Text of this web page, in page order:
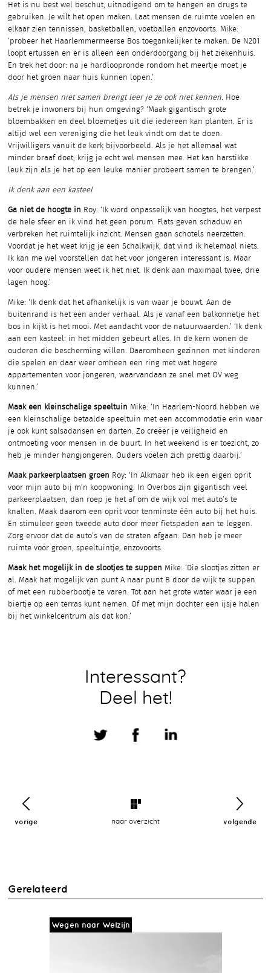
Het is nu best wel beschut, uitnodigend om te hangen en drugs te
gebruiken. Je wilt het open maken. Laat mensen de ruimte voelen en
elkaar zien tennissen, basketballen, voetballen enzovoorts. Mike:
‘probeer het Haarlemmermeerse Bos toegankelijker te maken. De N201
loopt ertussen en er is alleen een onderdoorgang bij het ziekenhuis.
En trek het door: na je hardloopronde rondom het meertje moet je
door het groen naar huis kunnen lopen.’
Als je mensen niet samen brengt leer je ze ook niet kennen. Hoe
betrek je inwoners bij hun omgeving? ‘Maak gigantisch grote
bloembakken en deel bloemetjes uit die iedereen kan planten. Er is
altijd wel een vereniging die het leuk vindt om dat te doen.
Vrijwilligers vanuit de kerk bijvoorbeeld. Als je het allemaal wat
minder braaf doet, krijg je echt wel mensen mee. Het kan harstikke
leuk zijn als je het op een leuke manier probeert samen te brengen.’
Ik denk aan een kasteel
Ga niet de hoogte in Roy: ‘Ik word onpasselijk van hoogtes, het verpest
de hele sfeer en ik vind het geen porum. Flats geven schaduw en
verbreken het ruimtelijk inzicht. Mensen gaan schotels neerzetten.
Voordat je het weet krijg je een Schalkwijk, dat vind ik helemaal niets.
Ik kan me wel voorstellen dat het voor jongeren interessant is. Maar
voor oudere mensen weet ik het niet. Ik denk aan maximaal twee, drie
lagen hoog.’
Mike: ‘Ik denk dat het afhankelijk is van waar je bouwt. Aan de
buitenrand is het een ander verhaal. Als je vanaf een balkonnetje het
bos in kijkt is het mooi. Met aandacht voor de natuurwaarden.’ ‘Ik denk
aan een kasteel: in het midden gebeurt alles. In de kern wonen de
ouderen die bescherming willen. Daaromheen gezinnen met kinderen
die spelen en daar weer omheen een ring met wat hogere
appartementen voor jongeren, waarvandaan ze snel met OV weg
kunnen.’
Maak een kleinschalige speeltuin Mike: ‘In Haarlem-Noord hebben we
een kleinschalige betaalde speeltuin met een accommodatie erin waar
je ook kunt salsadansen en darten. Zo creëer je veiligheid en
ontmoeting voor mensen in de buurt. In het weekend is er toezicht, zo
heb je minder hangjongeren. Ouders voelen zich prettig daarbij.’
Maak parkeerplaatsen groen Roy: ‘In Alkmaar heb ik een eigen oprit
voor mijn auto bij m’n koopwoning. In Overbos zijn gigantisch veel
parkeerplaatsen, dan roep je het af om de wijk vol met auto’s te
knallen. Maak daarom een oprit voor tenminste één auto bij het huis.
En stimuleer geen tweede auto door meer fietspaden aan te leggen.
Zorg ervoor dat de auto’s van de straten afgaan. Dan heb je meer
ruimte voor groen, speeltuintje, enzovoorts.
Maak het mogelijk in de slootjes te suppen Mike: ‘Die slootjes zitten er
al. Maak het mogelijk van punt A naar punt B door de wijk te suppen
of met een rubberbootje te varen. Tot aan het grote water waar je een
biertje op een terras kunt nemen. Of met mijn dochter een ijsje halen
bij het winkelcentrum als dat kon.’
Interessant?
Deel het!
vorige naar overzicht volgende
Gerelateerd
Wegen naar Welzijn